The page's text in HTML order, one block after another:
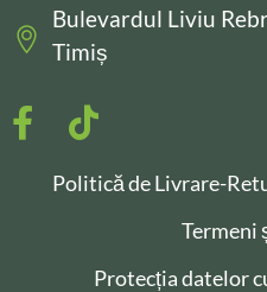
Bulevardul Liviu
Timiș
Politică de Livrare-
Termeni
Protecția datelor